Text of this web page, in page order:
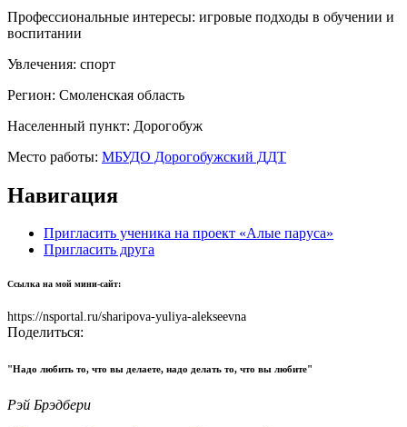
Профессиональные интересы: игровые подходы в обучении и
воспитании
Увлечения: спорт
Регион: Смоленская область
Населенный пункт: Дорогобуж
Место работы: МБУДО Дорогобужский ДДТ
Навигация
Пригласить ученика на проект «Алые паруса»
Пригласить друга
Ссылка на мой мини-сайт:
https://nsportal.ru/sharipova-yuliya-alekseevna
Поделиться:
"Надо любить то, что вы делаете, надо делать то, что вы любите"
Рэй Брэдбери